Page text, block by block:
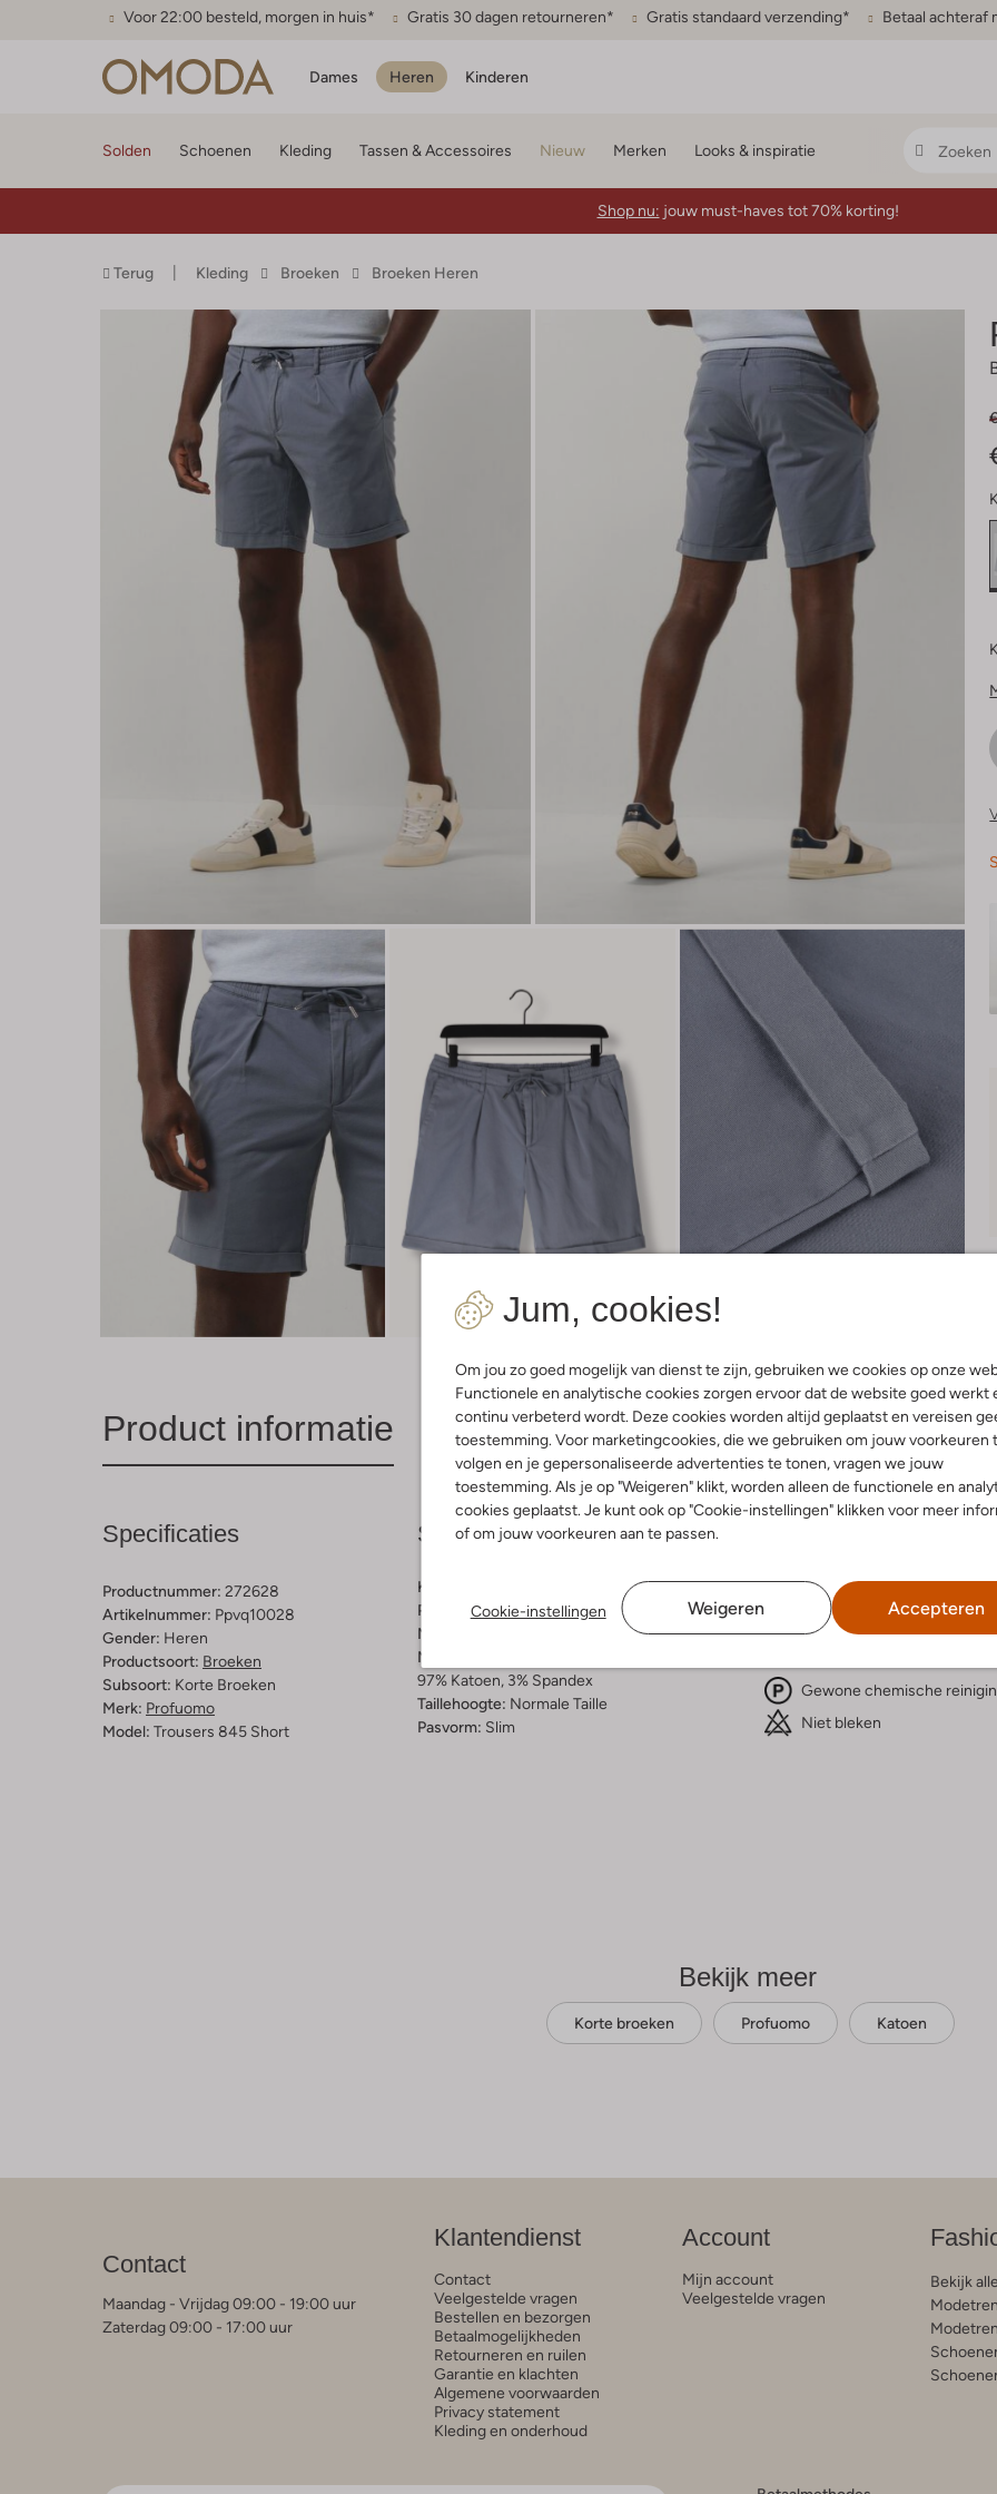
Voor 22:00 besteld, morgen in huis* Gratis 30 dagen retourneren* Gratis standaard verzending* Betaal achteraf
Dames Heren Kinderen
Jum, cookies!
Om jou zo goed mogelijk van dienst te zijn, gebruiken we cookies op onze
Functionele en analytische cookies zorgen ervoor dat de website goed werkt
continu verbeterd wordt. Deze cookies worden altijd geplaatst en vereisen
toestemming. Voor marketingcookies, die we gebruiken om jouw voorkeuren
volgen en je gepersonaliseerde advertenties te tonen, vragen we jouw
toestemming. Als je op "Weigeren" klikt, worden alleen de functionele en
cookies geplaatst. Je kunt ook op "Cookie-instellingen" klikken voor meer
of om jouw voorkeuren aan te passen.
Cookie-instellingen Weigeren Accepteren
Solden Schoenen Kleding Tassen & Accessoires Nieuw Merken Looks & inspiratie
Shop nu: jouw must-haves tot 70% korting!
Terug Kleding Broeken Broeken Heren
Product informatie Bezorgen & retourneren
Specificaties
Productnummer: 272628
Artikelnummer: Ppvq10028
Gender: Heren
Productsoort: Broeken
Subsoort: Korte Broeken
Merk: Profuomo
Model: Trousers 845 Short
Samenstelling & Pasvorm
Kleur:
Patroon:Effen
Materiaal:
Materiaalpercentages:
97% Katoen, 3% Spandex
Taillehoogte: Normale Taille
Pasvorm: Slim
Normaal wassen op 30 °C
Strijken op maximaal 110 °C
Gewone chemische
Niet bleken
Bekijk meer
Korte broeken Profuomo Katoen
Contact
Maandag - Vrijdag 09:00 - 19:00 uur
Zaterdag 09:00 - 17:00 uur
Klantendienst
Contact
Veelgestelde vragen
Bestellen en bezorgen
Betaalmogelijkheden
Retourneren en ruilen
Garantie en klachten
Algemene voorwaarden
Privacy statement
Kleding en onderhoud
Account
Mijn account
Veelgestelde vragen
Bekijk